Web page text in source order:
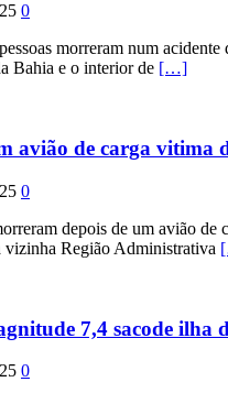
0
morreram num
Bahia e o interior de […]
avião de carga vitima
0
depois de um avião
Região Administrativa
7,4 sacode ilha
0